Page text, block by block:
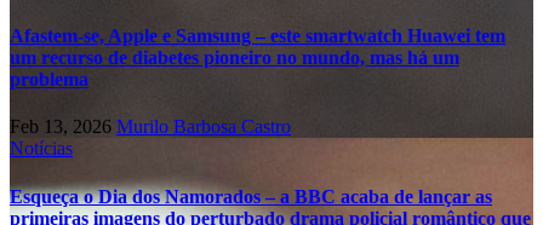
Afastem-se, Apple e Samsung – este smartwatch Huawei tem
um recurso de diabetes pioneiro no mundo, mas há um
problema
Feb 13, 2026 Murilo Barbosa Castro
Notícias
Esqueça o Dia dos Namorados – a BBC acaba de lançar as
primeiras imagens do perturbado drama policial romântico que